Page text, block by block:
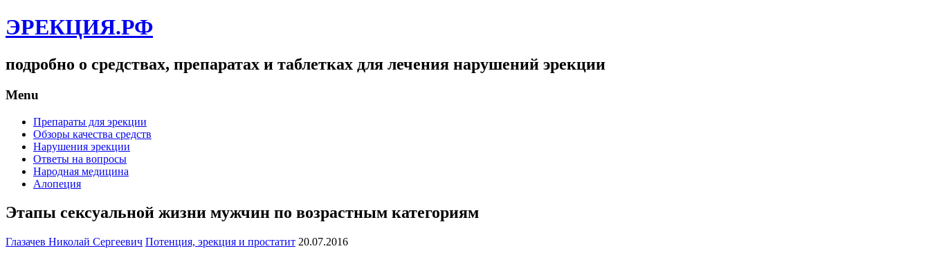
ЭРЕКЦИЯ.РФ
подробно о средствах, препаратах и таблетках для лечения нарушений эрекции
Menu
Препараты для эрекции
Обзоры качества средств
Нарушения эрекции
Ответы на вопросы
Народная медицина
Алопеция
Этапы сексуальной жизни мужчин по возрастным категориям
Глазачев Николай Сергеевич Потенция, эрекция и простатит 20.07.2016